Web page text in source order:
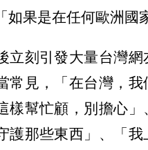
如果是在任何歐洲國
立刻引發大量台灣
常見，「在台灣，
樣幫忙顧，別擔心
護那些東西」、「